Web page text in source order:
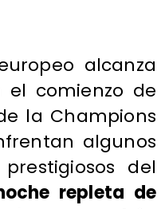
alcanza
comienzo de
la Champions
algunos
del
repleta de